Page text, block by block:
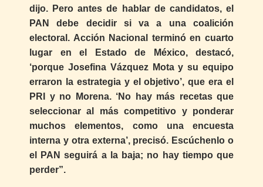
dijo. Pero antes de hablar de candidatos, el
PAN debe decidir si va a una coalición
electoral. Acción Nacional terminó en cuarto
lugar en el Estado de México, destacó,
‘porque Josefina Vázquez Mota y su equipo
erraron la estrategia y el objetivo’, que era el
PRI y no Morena. ‘No hay más recetas que
seleccionar al más competitivo y ponderar
muchos elementos, como una encuesta
interna y otra externa’, precisó. Escúchenlo o
el PAN seguirá a la baja; no hay tiempo que
perder”.